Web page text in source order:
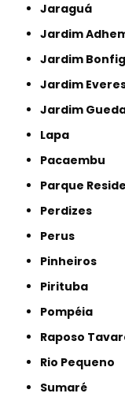
Jaraguá
Jardim
Jardim
Jardim
Jardim
Lapa
Pacaembu
Parque
Perdizes
Perus
Pinheiros
Pirituba
Pompéia
Raposo
Rio Pequeno
Sumaré